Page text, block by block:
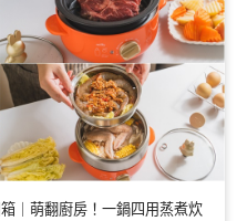
｜萌翻廚房！一鍋四用蒸煮炊